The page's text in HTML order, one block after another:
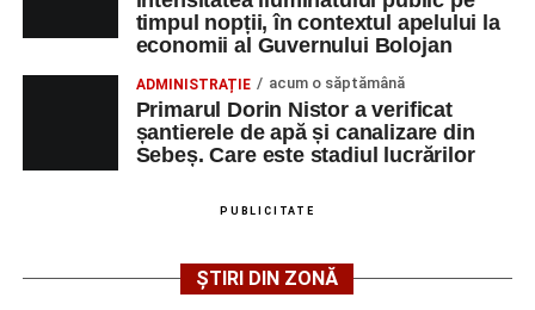
Polițiștii continuă cercetările pentru stabilirea tuturor
împrejurărilor în care s-a produs accidentul, în cadrul unui
dosar penal întocmit pentru săvârșirea infracțiunii de
vătămare corporală din culpă.
Adaugă-ne ca sursă preferată
Urmărește-ne pe Google News
timpul nopții, în contextul apelului la
economii al Guvernului Bolojan
ADMINISTRAȚIE acum o săptămână
Primarul Dorin Nistor a verificat
șantierele de apă și canalizare din
Sebeș. Care este stadiul lucrărilor
PUBLICITATE
ȘTIRI DIN ZONĂ